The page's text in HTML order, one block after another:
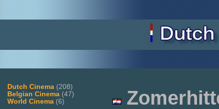
Dutch Cinema (208)
Belgian Cinema (47)
World Cinema (6)